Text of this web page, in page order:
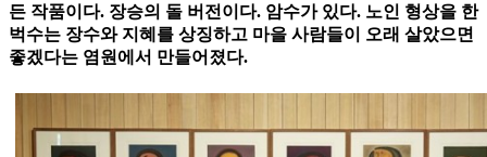
든 작품이다. 장승의 돌 버전이다. 암수가 있다. 노인 형상을 한
벅수는 장수와 지혜를 상징하고 마을 사람들이 오래 살았으면
좋겠다는 염원에서 만들어졌다.